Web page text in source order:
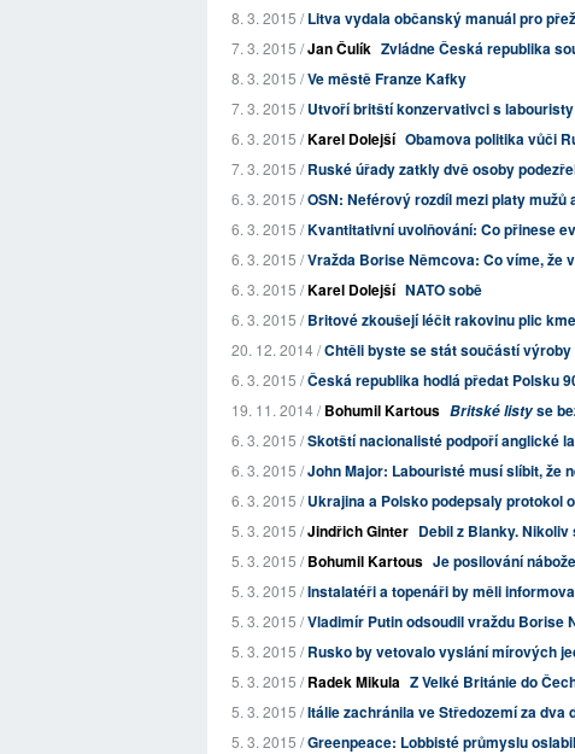
8. 3. 2015 /Litva vydala občanský manuál pro
7. 3. 2015 /Jan Čulík Zvládne Česká republika
8. 3. 2015 /Ve městě Franze Kafky
7. 3. 2015 /Utvoří britští konzervativci s
6. 3. 2015 /Karel Dolejší Obamova politika vůči
7. 3. 2015 /Ruské úřady zatkly dvě osoby
6. 3. 2015 /OSN: Neférový rozdíl mezi platy mužů
6. 3. 2015 /Kvantitativní uvolňování: Co přinese
6. 3. 2015 /Vražda Borise Němcova: Co víme, že
6. 3. 2015 /Karel Dolejší NATO sobě
6. 3. 2015 /Britové zkoušejí léčit rakovinu plic
20. 12. 2014 /Chtěli byste se stát součástí
6. 3. 2015 /Česká republika hodlá předat Polsku
19. 11. 2014 /Bohumil Kartous Britské listyse
6. 3. 2015 /Skotští nacionalisté podpoří anglické
6. 3. 2015 /John Major: Labouristé musí slíbit, že
6. 3. 2015 /Ukrajina a Polsko podepsaly protokol
5. 3. 2015 /Jindřich Ginter Debil z Blanky.
5. 3. 2015 /Bohumil Kartous Je posilování
5. 3. 2015 /Instalatéři a topenáři by měli
5. 3. 2015 /Vladimír Putin odsoudil vraždu Borise
5. 3. 2015 /Rusko by vetovalo vyslání mírových
5. 3. 2015 /Radek Mikula Z Velké Británie do
5. 3. 2015 /Itálie zachránila ve Středozemí za dva
5. 3. 2015 /Greenpeace: Lobbisté průmyslu